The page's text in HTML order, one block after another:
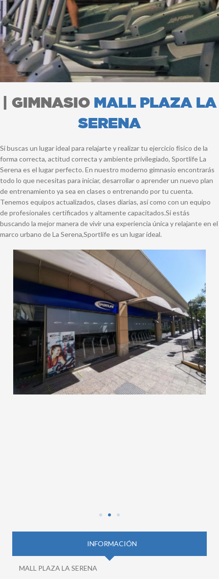
| GIMNASIO MALL PLAZA LA
SERENA
Si buscas un lugar ideal para relajarte y realizar tu ejercicio físico de la
forma correcta, actitud correcta y ambiente privilegiado, Sportlife La
Serena es el lugar perfecto. En nuestro moderno gimnasio encontrarás
todo lo que necesitas para iniciar, desarrollar o aprender un nuevo plan
de entrenamiento ya sea en clases o entrenando por tu cuenta.
Tenemos equipos actualizados, clases diarias, así como con un equipo
de profesionales certificados y altamente capacitados.Si estás
buscando la mejor manera de vivir una experiencia única y relajante en el
marco urbano de La Serena,Sportlife es un lugar ideal.
INFORMACIÓN
MALL PLAZA LA SERENA